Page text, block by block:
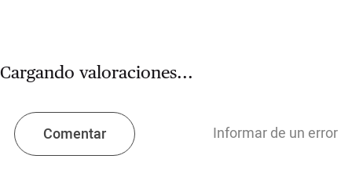
Cargando valoraciones...
Comentar Informar de un error